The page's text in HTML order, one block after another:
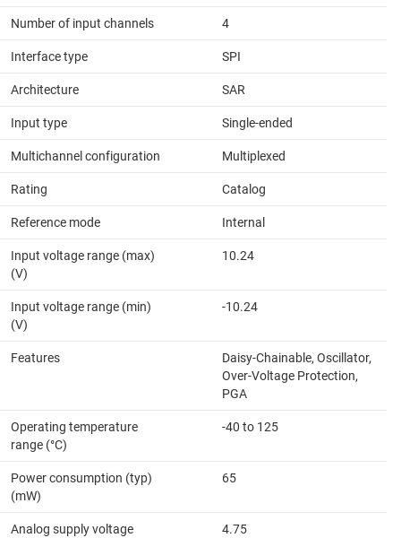
Number of input channels 4
Interface type SPI
Architecture SAR
Input type Single-ended
Multichannel configuration Multiplexed
Rating Catalog
Reference mode Internal
Input voltage range (max)
(V)
10.24
Input voltage range (min)
(V)
-10.24
Features
Daisy-Chainable, Oscillator,
Over-Voltage Protection,
PGA
Operating temperature
range (°C)
-40 to 125
Power consumption (typ)
(mW)
65
Analog supply voltage
4.75